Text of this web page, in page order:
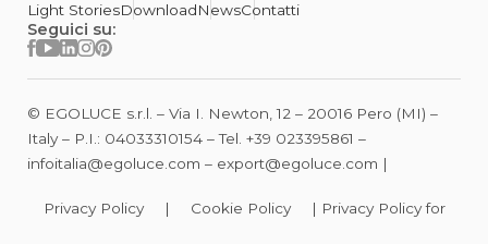
Light StoriesDownloadNewsContatti
Seguici su:
© EGOLUCE s.r.l. – Via I. Newton, 12 – 20016 Pero (MI) –
Italy – P.I.: 04033310154 – Tel. +39 023395861 –
infoitalia@egoluce.com – export@egoluce.com |
Privacy Policy | Cookie Policy | Privacy Policy for